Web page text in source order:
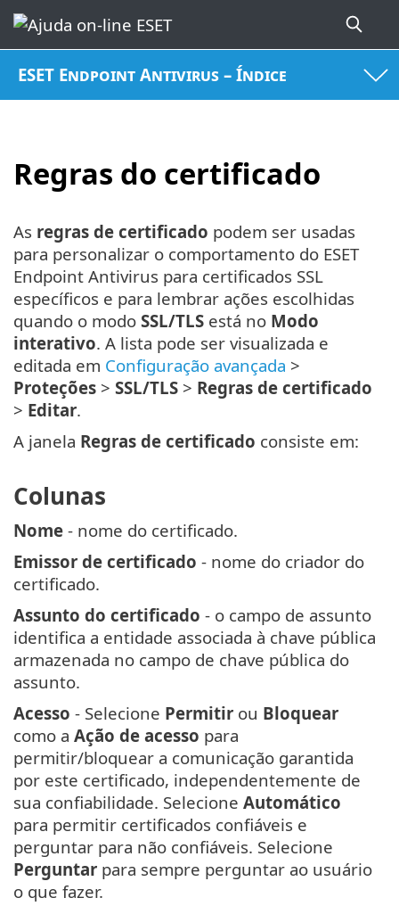
ESET Endpoint Antivirus – Índice
Regras do certificado
As regras de certificado podem ser usadas
para personalizar o comportamento do ESET
Endpoint Antivirus para certificados SSL
específicos e para lembrar ações escolhidas
quando o modo SSL/TLS está no Modo
interativo. A lista pode ser visualizada e
editada em Configuração avançada >
Proteções > SSL/TLS > Regras de certificado
> Editar.
A janela Regras de certificado consiste em:
Colunas
Nome - nome do certificado.
Emissor de certificado - nome do criador do
certificado.
Assunto do certificado - o campo de assunto
identifica a entidade associada à chave pública
armazenada no campo de chave pública do
assunto.
Acesso - Selecione Permitir ou Bloquear
como a Ação de acesso para
permitir/bloquear a comunicação garantida
por este certificado, independentemente de
sua confiabilidade. Selecione Automático
para permitir certificados confiáveis e
perguntar para não confiáveis. Selecione
Perguntar para sempre perguntar ao usuário
o que fazer.